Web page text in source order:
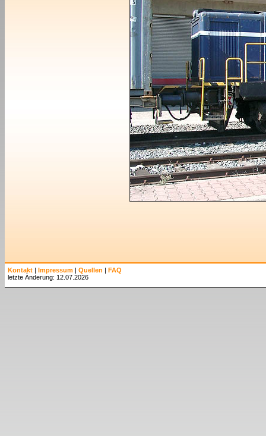
Kontakt | Impressum | Quellen | FAQ
letzte Änderung: 12.07.2026